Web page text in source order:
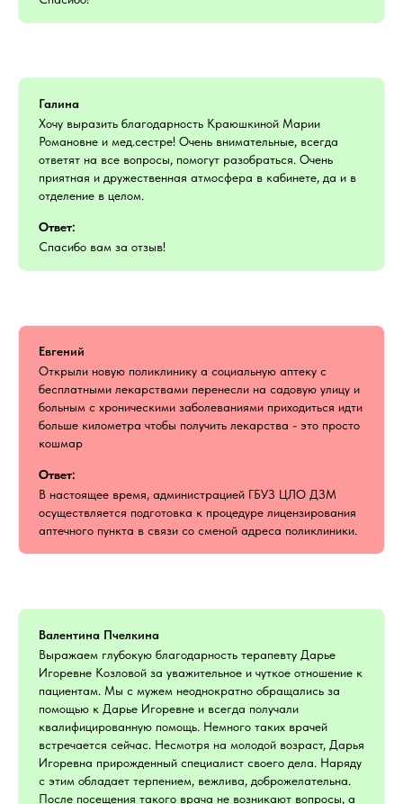
Галина
Хочу выразить благодарность Краюшкиной Марии
Романовне и мед.сестре! Очень внимательные, всегда
ответят на все вопросы, помогут разобраться. Очень
приятная и дружественная атмосфера в кабинете, да и в
отделение в целом.
Ответ:
Спасибо вам за отзыв!
Евгений
Открыли новую поликлинику а социальную аптеку с
бесплатными лекарствами перенесли на садовую улицу и
больным с хроническими заболеваниями приходиться идти
больше километра чтобы получить лекарства - это просто
кошмар
Ответ:
В настоящее время, администрацией ГБУЗ ЦЛО ДЗМ
осуществляется подготовка к процедуре лицензирования
аптечного пункта в связи со сменой адреса поликлиники.
Валентина Пчелкина
Выражаем глубокую благодарность терапевту Дарье
Игоревне Козловой за уважительное и чуткое отношение к
пациентам. Мы с мужем неоднократно обращались за
помощью к Дарье Игоревне и всегда получали
квалифицированную помощь. Немного таких врачей
встречается сейчас. Несмотря на молодой возраст, Дарья
Игоревна прирожденный специалист своего дела. Наряду
с этим обладает терпением, вежлива, доброжелательна.
После посещения такого врача не возникают вопросы, а